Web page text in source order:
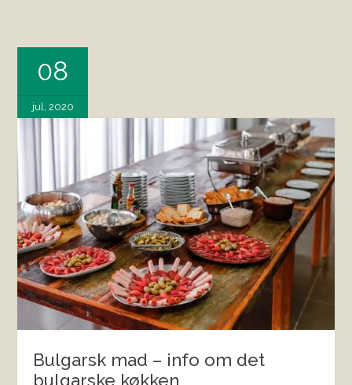
08
jul, 2020
Bulgarsk mad – info om det
bulgarske køkken